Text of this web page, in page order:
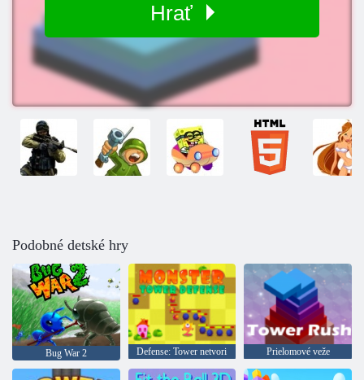
Hrať
Podobné detské hry
Bug War 2 Defense: Tower netvori Prielomové veže